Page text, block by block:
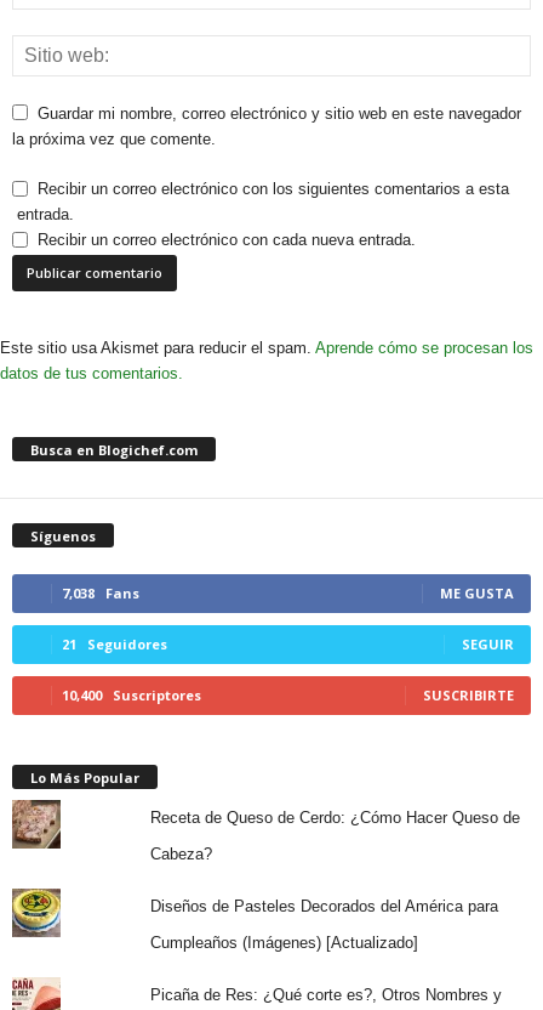
Guardar mi nombre, correo electrónico y sitio web en este navegador
la próxima vez que comente.
Recibir un correo electrónico con los siguientes comentarios a esta
entrada.
Recibir un correo electrónico con cada nueva entrada.
Este sitio usa Akismet para reducir el spam. Aprende cómo se procesan los
datos de tus comentarios.
Busca en Blogichef.com
Síguenos
7,038 Fans ME GUSTA
21 Seguidores SEGUIR
10,400 Suscriptores SUSCRIBIRTE
Lo Más Popular
Receta de Queso de Cerdo: ¿Cómo Hacer Queso de
Cabeza?
Diseños de Pasteles Decorados del América para
Cumpleaños (Imágenes) [Actualizado]
Picaña de Res: ¿Qué corte es?, Otros Nombres y